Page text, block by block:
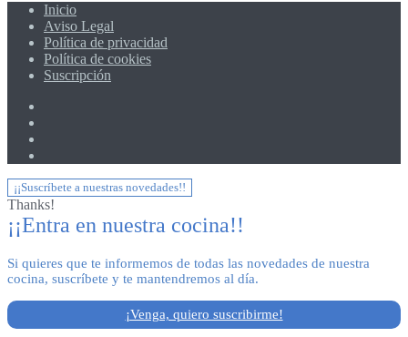
Inicio
Aviso Legal
Política de privacidad
Política de cookies
Suscripción
¡¡Suscríbete a nuestras novedades!!
Thanks!
¡¡Entra en nuestra cocina!!
Si quieres que te informemos de todas las novedades de nuestra
cocina, suscríbete y te mantendremos al día.
¡Venga, quiero suscribirme!